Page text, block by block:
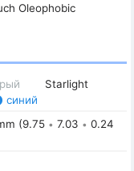
Oleophobic
Starlight
синий
(9.75 • 7.03 • 0.24